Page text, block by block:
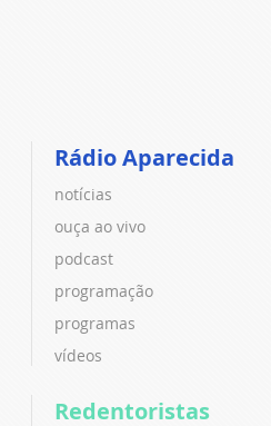
Rádio Aparecida
notícias
ouça ao vivo
podcast
programação
programas
vídeos
Redentoristas